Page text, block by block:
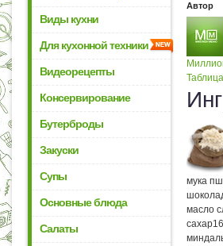
Виды кухни
Для кухонной техники
Видеорецепты
Консервирование
Бутерброды
Закуски
Супы
Основные блюда
Салаты
Автор
мука
масло
сахар